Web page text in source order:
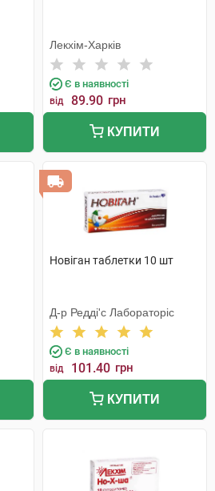
Лекхім-Харків
Є в наявності
від 89.90 грн
КУПИТИ
Новіган таблетки 10 шт
Д-р Редді'с Лабораторіс
Є в наявності
від 101.40 грн
КУПИТИ